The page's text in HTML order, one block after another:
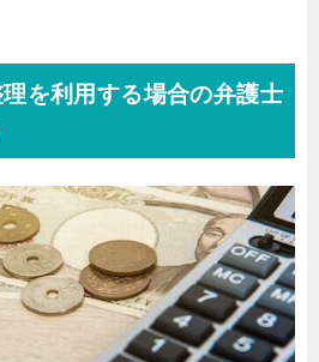
を利用する場合の弁護士